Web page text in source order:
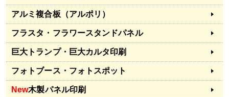
アルミ複合板（アルポリ）
フラスタ・フラワースタンドパネル
巨大トランプ・巨大カルタ印刷
フォトブース・フォトスポット
New木製パネル印刷